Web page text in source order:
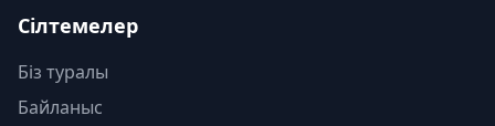
Сілтемелер
Біз туралы
Байланыс